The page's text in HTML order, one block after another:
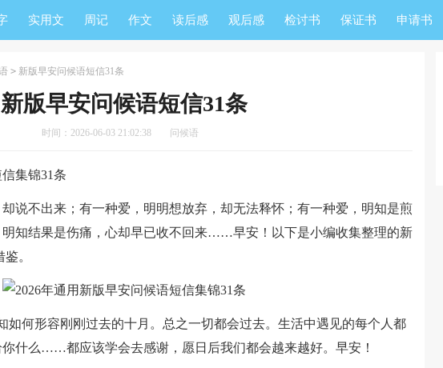
实用文 周记 作文 读后感 观后感 检讨书 保证书 申请书
> 新版早安问候语短信31条
新版早安问候语短信31条
时间：2026-06-03 21:02:38 问候语
集锦31条
不出来；有一种爱，明明想放弃，却无法释怀；有一种爱，明知是煎
知结果是伤痛，心却早已收不回来……早安！以下是小编收集整理的新
。
如何形容刚刚过去的十月。总之一切都会过去。生活中遇见的每个人都
什么……都应该学会去感谢，愿日后我们都会越来越好。早安！